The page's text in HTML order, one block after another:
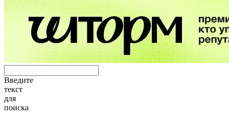
Введите
текст
для
поиска